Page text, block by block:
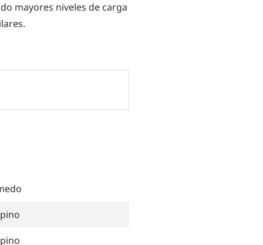
mayores niveles de carga